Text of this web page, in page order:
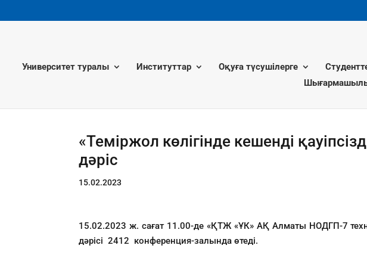
Университет туралы Институттар Оқуға түсушілерге
«Теміржол көлігінде кешенді
дәріс
15.02.2023
15.02.2023 ж. сағат 11.00-де «ҚТЖ «ҰК» АҚ Алматы НОДГП-7
дәрісі 2412 конференция-залында өтеді.